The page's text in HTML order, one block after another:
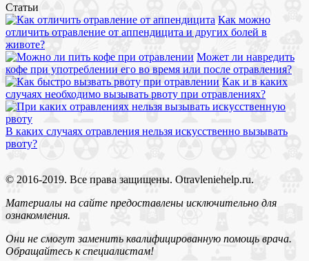
Статьи
Как можно
отличить отравление от аппендицита и других болей в
животе?
Может ли навредить
кофе при употреблении его во время или после отравления?
Как и в каких
случаях необходимо вызывать рвоту при отравлениях?
В каких случаях отравления нельзя искусственно вызывать
рвоту?
© 2016-2019. Все права защищены. Otravleniehelp.ru.
Материалы на сайте предоставлены исключительно для
ознакомления.
Они не смогут заменить квалифицированную помощь врача.
Обращайтесь к специалистам!